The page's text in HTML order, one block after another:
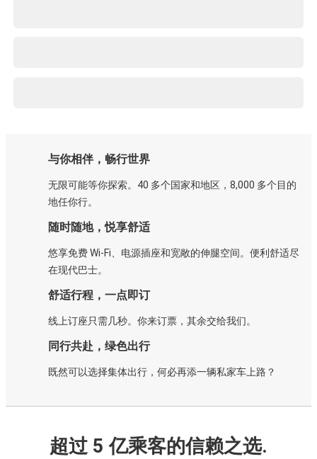
与你相伴，畅行世界
无限可能等你探索。40 多个国家和地区，8,000 多个目的
地任你行。
随时随地，悦享舒适
悠享免费 Wi-Fi、电源插座和宽敞的伸腿空间。便利舒适尽
在现代巴士。
舒适行程，一点即订
线上订座只需几秒。你来订票，其余交给我们。
同行共赴，绿色出行
既然可以选择集体出行，何必再添一辆私家车上路？
超过 5 亿乘客的信赖之选.